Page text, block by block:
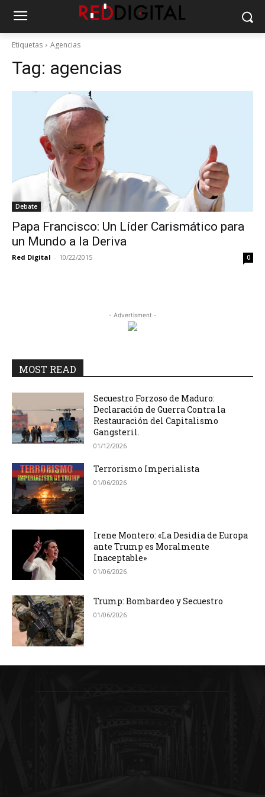
Etiquetas Agencias
Tag: agencias
Debate
Papa Francisco: Un Líder Carismático para
un Mundo a la Deriva
Red Digital - 10/22/2015 0
- Advertisment -
MOST READ
Secuestro Forzoso de Maduro:
Declaración de Guerra Contra la
Restauración del Capitalismo
Gangsteril.
01/12/2026
Terrorismo Imperialista
01/06/2026
Irene Montero: «La Desidia de Europa
ante Trump es Moralmente
Inaceptable»
01/06/2026
Trump: Bombardeo y Secuestro
01/06/2026